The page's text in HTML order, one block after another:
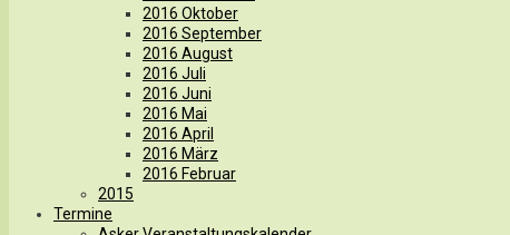
2016 Oktober
2016 September
2016 August
2016 Juli
2016 Juni
2016 Mai
2016 April
2016 März
2016 Februar
2015
Termine